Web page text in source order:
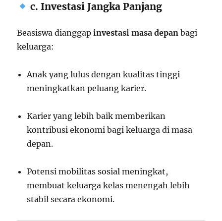
c. Investasi Jangka Panjang
Beasiswa dianggapinvestasi masa depan bagi
keluarga:
Anak yang lulus dengan kualitas tinggi
meningkatkan peluang karier.
Karier yang lebih baik memberikan
kontribusi ekonomi bagi keluarga di masa
depan.
Potensi mobilitas sosial meningkat,
membuat keluarga kelas menengah lebih
stabil secara ekonomi.